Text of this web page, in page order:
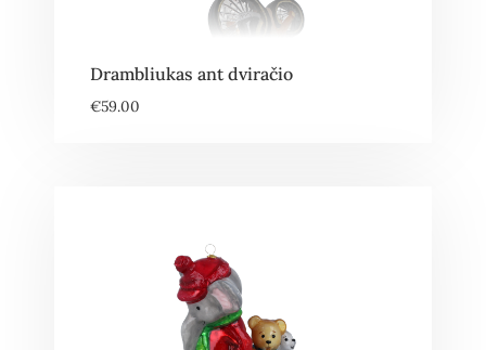
Drambliukas ant dviračio
€59.00